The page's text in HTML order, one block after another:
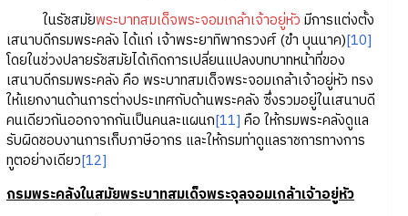
ในรัชสมัยพระบาทสมเด็จพระจอมเกล้าเจ้าอยู่หัว มีการแต่งตั้ง
เสนาบดีกรมพระคลัง ได้แก่ เจ้าพระยาทิพากรวงศ์ (ขำ บุนนาค)[10]
โดยในช่วงปลายรัชสมัยได้เกิดการเปลี่ยนแปลงบทบาทหน้าที่ของ
เสนาบดีกรมพระคลัง คือ พระบาทสมเด็จพระจอมเกล้าเจ้าอยู่หัว ทรง
ให้แยกงานด้านการต่างประเทศกับด้านพระคลัง ซึ่งรวมอยู่ในเสนาบดี
คนเดียวกันออกจากกันเป็นคนละแผนก[11] คือ ให้กรมพระคลังดูแล
รับผิดชอบงานการเก็บภาษีอากร และให้กรมท่าดูแลราชการทางการ
ทูตอย่างเดียว[12]
กรมพระคลังในสมัยพระบาทสมเด็จพระจุลจอมเกล้าเจ้าอยู่หัว